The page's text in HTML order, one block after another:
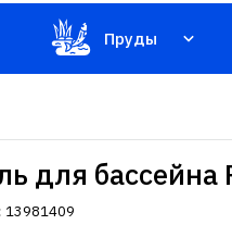
Пруды
для
13981409